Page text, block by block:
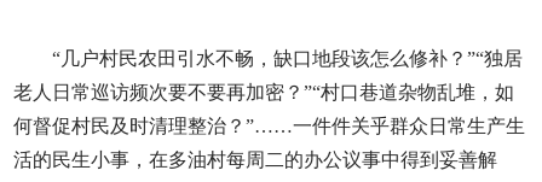
“几户村民农田引水不畅，缺口地段该怎么修补？”“独居
老人日常巡访频次要不要再加密？”“村口巷道杂物乱堆，如
何督促村民及时清理整治？”……一件件关乎群众日常生产生
活的民生小事，在多油村每周二的办公议事中得到妥善解